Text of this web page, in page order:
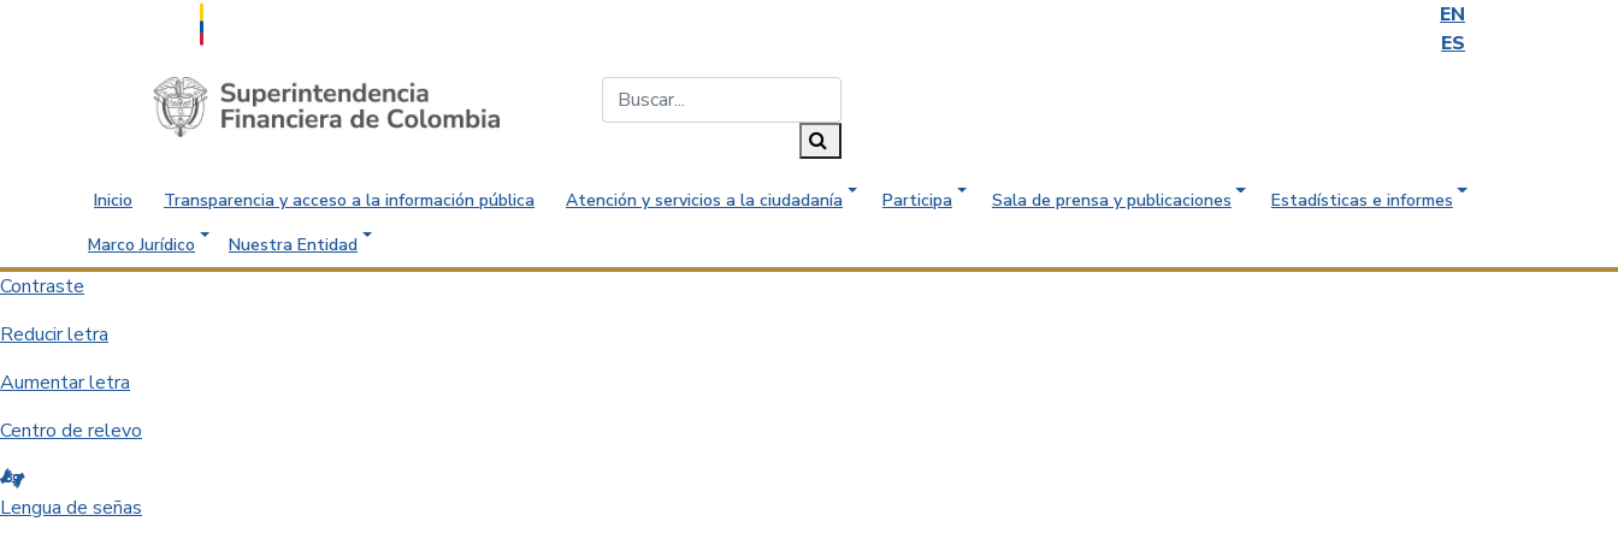
EN
ES
Saltar al contenido principal
Inicio Transparencia y acceso a la información pública Atención y servicios a la ciudadanía Participa Sala de prensa y publicaciones
Estadísticas e informes
Marco Jurídico
Nuestra Entidad
Contraste
Reducir letra
Aumentar letra
Centro de relevo
Lengua de señas